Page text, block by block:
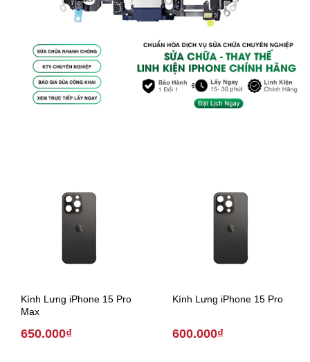
Kính Lưng iPhone 15 Pro
Max
650.000₫
Kính Lưng iPhone 15 Pro
600.000₫